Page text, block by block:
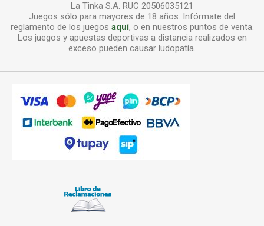
La Tinka S.A. RUC 20506035121
Juegos sólo para mayores de 18 años. Infórmate del
reglamento de los juegos aquí, o en nuestros puntos de venta.
Los juegos y apuestas deportivas a distancia realizados en
exceso pueden causar ludopatía.